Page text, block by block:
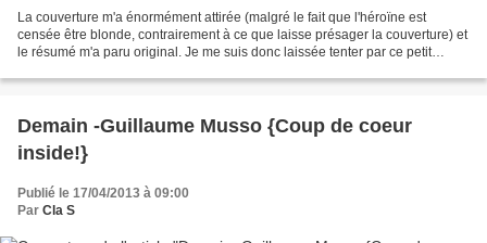
La couverture m'a énormément attirée (malgré le fait que l'héroïne est
censée être blonde, contrairement à ce que laisse présager la couverture) et
le résumé m'a paru original. Je me suis donc laissée tenter par ce petit
Demain -Guillaume Musso {Coup de coeur
inside!}
Publié le 17/04/2013 à 09:00
Par Cla S